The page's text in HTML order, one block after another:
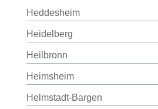
Heddesheim
Heidelberg
Heilbronn
Heimsheim
Helmstadt-Bargen